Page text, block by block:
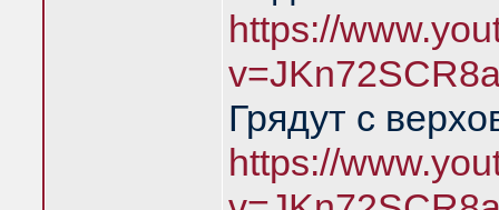
https://
Грядут с
https://